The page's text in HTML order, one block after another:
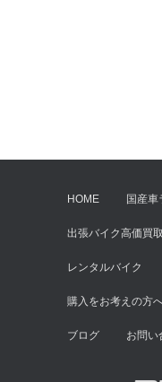
HOME 国産
出張バイク高価買取
レンタルバイク
購入をお考えの方
ブログ お問い